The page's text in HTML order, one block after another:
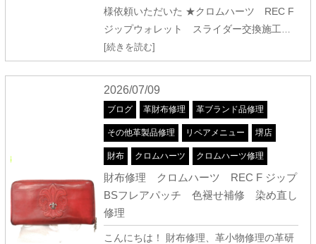
様依頼いただいた ★クロムハーツ REC F
ジップウォレット スライダー交換施工…
[続きを読む]
2026/07/09
ブログ 革財布修理 革ブランド品修理
その他革製品修理 リペアメニュー 堺店
財布 クロムハーツ クロムハーツ修理
財布修理 クロムハーツ REC F ジップ
BSフレアパッチ 色褪せ補修 染め直し
修理
こんにちは！ 財布修理、革小物修理の革研